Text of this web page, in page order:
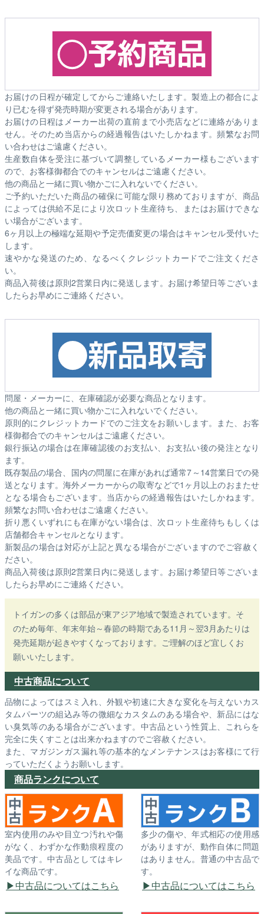
お届けの日程が確定してからご連絡いたします。製造上の都合によ
り已むを得ず発売時期が変更される場合があります。
お届けの日程はメーカー出荷の直前まで小売店などに連絡がありま
せん。そのため当店からの経過報告はいたしかねます。頻繁なお問
い合わせはご遠慮ください。
生産数自体を受注に基づいて調整しているメーカー様もございます
ので、お客様御都合でのキャンセルはご遠慮ください。
他の商品と一緒に買い物かごに入れないでください。
ご予約いただいた商品の確保に可能な限り務めておりますが、商品
によっては供給不足により次ロット生産待ち、またはお届けできな
い場合がございます。
6ヶ月以上の極端な延期や予定売価変更の場合はキャンセル受付いた
します。
速やかな発送のため、なるべくクレジットカードでご注文くださ
い。
商品入荷後は原則2営業日内に発送します。お届け希望日等ございま
したらお早めにご連絡ください。
問屋・メーカーに、在庫確認が必要な商品となります。
他の商品と一緒に買い物かごに入れないでください。
原則的にクレジットカードでのご注文をお願いします。また、お客
様御都合でのキャンセルはご遠慮ください。
銀行振込の場合は在庫確認後のお支払い、お支払い後の発注となり
ます。
既存製品の場合、国内の問屋に在庫があれば通常7～14営業日での発
送となります。海外メーカーからの取寄などで1ヶ月以上のおまたせ
となる場合もございます。 当店からの経過報告はいたしかねます。
頻繁なお問い合わせはご遠慮ください。
折り悪くいずれにも在庫がない場合は、次ロット生産待ちもしくは
店舗都合キャンセルとなります。
新製品の場合は対応が上記と異なる場合がございますのでご容赦く
ださい。
商品入荷後は原則2営業日内に発送します。お届け希望日等ございま
したらお早めにご連絡ください。
トイガンの多くは部品が東アジア地域で製造されています。そ
のため毎年、年末年始～春節の時期である11月～翌3月あたりは
発売延期が起きやすくなっております。ご理解のほど宜しくお
願いいたします。
中古商品について
品物によってはスミ入れ、外観や初速に大きな変化を与えないカス
タムパーツの組込み等の微細なカスタムのある場合や、新品にはな
い臭気等のある場合がございます。中古品という性質上、これらを
完全に失くすことは出来かねますのでご容赦ください。
また、マガジンガス漏れ等の基本的なメンテナンスはお客様にて行
っていただくようお願いします。
商品ランクについて
室内使用のみや目立つ汚れや傷
がなく、わずかな作動痕程度の
美品です。中古品としてはキレ
イな商品です。
中古品についてはこちら
多少の傷や、年式相応の使用感
がありますが、動作自体に問題
はありません。普通の中古品で
す。
中古品についてはこちら